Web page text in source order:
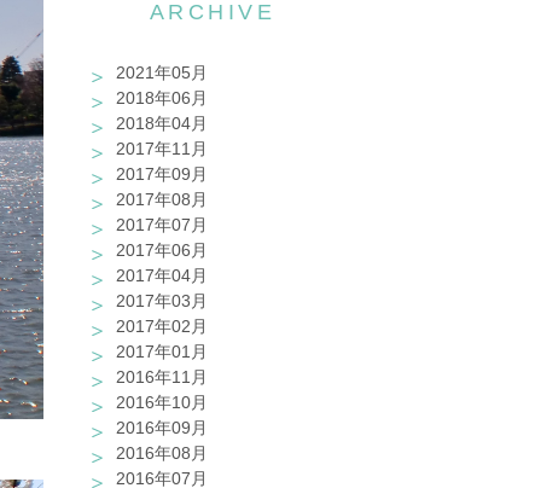
ARCHIVE
2021年05月
2018年06月
2018年04月
2017年11月
2017年09月
2017年08月
2017年07月
2017年06月
2017年04月
2017年03月
2017年02月
2017年01月
2016年11月
2016年10月
2016年09月
2016年08月
2016年07月